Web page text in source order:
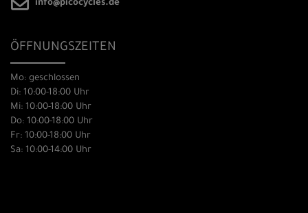
info@picocycles.de
ÖFFNUNGSZEITEN
Mo: geschlossen
Di: 10:00-18:00 Uhr
Mi: 10:00-18:00 Uhr
Do: 10:00-18:00 Uhr
Fr: 10:00-18:00 Uhr
Sa: 10:00-14:00 Uhr